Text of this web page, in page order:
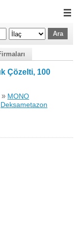
Çözelti, 100
» MONO
Deksametazon